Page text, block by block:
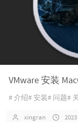
VMware 安装
# 介绍# 安装# 问题#
xingran